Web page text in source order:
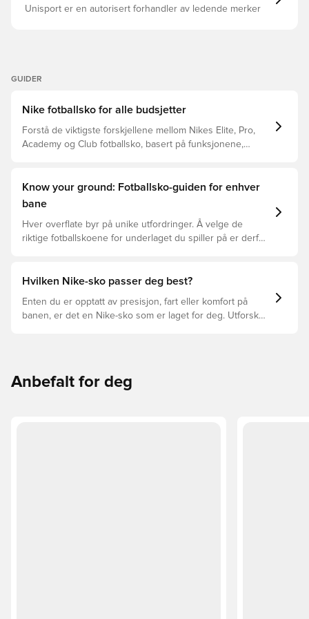
Unisport er en autorisert forhandler av ledende merker
GUIDER
Nike fotballsko for alle budsjetter
Forstå de viktigste forskjellene mellom Nikes Elite, Pro,
Academy og Club fotballsko, basert på funksjonene,
Know your ground: Fotballsko-guiden for enhver
bane
Hver overflate byr på unike utfordringer. Å velge de
riktige fotballskoene for underlaget du spiller på er derfor
fotballsko som er det beste valget for de forskjellige
Hvilken Nike-sko passer deg best?
Enten du er opptatt av presisjon, fart eller komfort på
banen, er det en Nike-sko som er laget for deg. Utforsk
Anbefalt for deg